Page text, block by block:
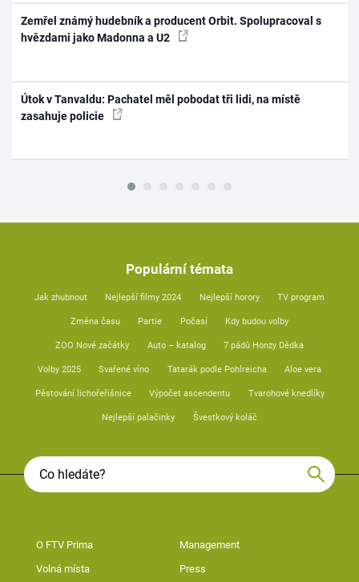
Zemřel známý hudebník a producent Orbit. Spolupracoval s
hvězdami jako Madonna a U2
Útok v Tanvaldu: Pachatel měl pobodat tři lidi, na místě
zasahuje policie
Populární témata
Jak zhubnout Nejlepší filmy 2024 Nejlepší horory TV program
Změna času Partie Počasí Kdy budou volby
ZOO Nové začátky Auto – katalog 7 pádů Honzy Dědka
Volby 2025 Svařené víno Tatarák podle Pohlreicha Aloe vera
Pěstování lichořeřišnice Výpočet ascendentu Tvarohové knedlíky
Nejlepší palačinky Švestkový koláč
O FTV Prima Management
Volná místa Press